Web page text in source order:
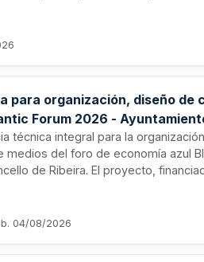
calidad y coherencia del proyecto
para organización, diseño de
Forum 2026 -
técnica integral para la
del foro de economía azul
de Ribeira. El proyecto,
Mar, requiere la coordinación y
planificación de estrategia
azul en el municipio costero de
04/08/2026